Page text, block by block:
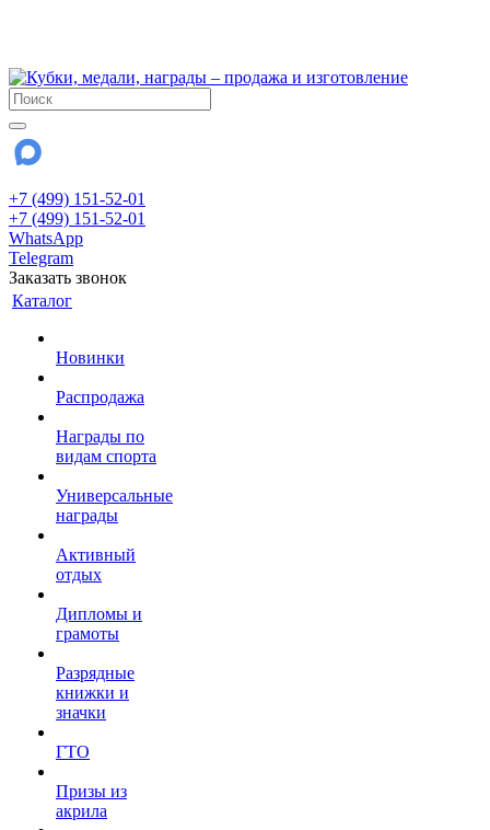
+7 (499) 151-52-01
+7 (499) 151-52-01
WhatsApp
Telegram
Заказать звонок
Каталог
Новинки
Распродажа
Награды по
видам спорта
Универсальные
награды
Активный
отдых
Дипломы и
грамоты
Разрядные
книжки и
значки
ГТО
Призы из
акрила